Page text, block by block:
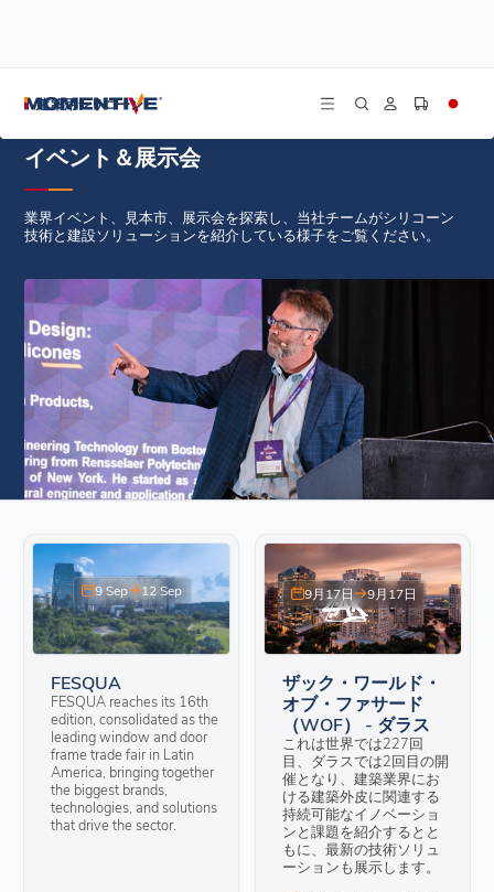
建築用シリコーン
イベント＆展示会
業界イベント、見本市、展示会を探索し、当社チームがシリコーン
技術と建設ソリューションを紹介している様子をご覧ください。
9 Sep 12 Sep
FESQUA
FESQUA reaches its 16th
edition, consolidated as the
leading window and door
frame trade fair in Latin
America, bringing together
the biggest brands,
technologies, and solutions
that drive the sector.
9月17日 9月17日
ザック・ワールド・
オブ・ファサード
（WOF） - ダラス
これは世界では227回
目、ダラスでは2回目の開
催となり、建築業界にお
ける建築外皮に関連する
持続可能なイノベーショ
ンと課題を紹介するとと
もに、最新の技術ソリュ
ーションも展示します。